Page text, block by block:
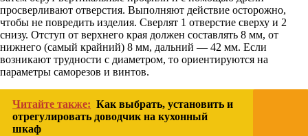
просверливают отверстия. Выполняют действие осторожно,
чтобы не повредить изделия. Сверлят 1 отверстие сверху и 2
снизу. Отступ от верхнего края должен составлять 8 мм, от
нижнего (самый крайний) 8 мм, дальний — 42 мм. Если
возникают трудности с диаметром, то ориентируются на
параметры саморезов и винтов.
Читайте также: Как выбрать, установить и
отрегулировать доводчик на кухонный
шкаф